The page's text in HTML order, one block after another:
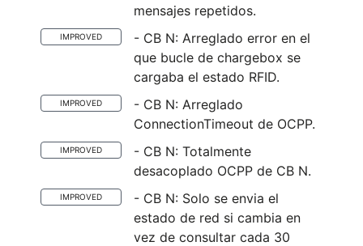
mensajes repetidos.
IMPROVED
- CB N: Arreglado error en el
que bucle de chargebox se
cargaba el estado RFID.
IMPROVED
- CB N: Arreglado
ConnectionTimeout de OCPP.
IMPROVED
- CB N: Totalmente
desacoplado OCPP de CB N.
IMPROVED
- CB N: Solo se envia el
estado de red si cambia en
vez de consultar cada 30